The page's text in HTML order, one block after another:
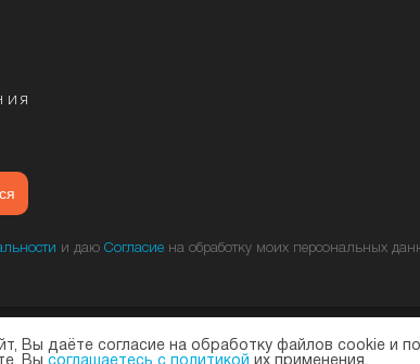
и даю Согласие на обработку моих персональных
- официальный дилер завода ELTEX. © 2013—2026
Вы даёте согласие на обработку файлов cookie и